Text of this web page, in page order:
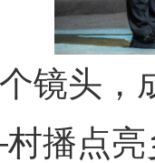
镜头，
播点亮